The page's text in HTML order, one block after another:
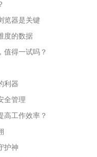
览器是关键
度的数据
值得一试吗？
利器
全管理
高工作效率？
护神